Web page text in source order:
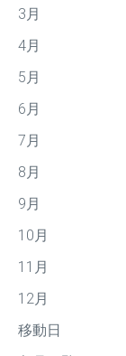
3月
4月
5月
6月
7月
8月
9月
10月
11月
12月
移動日